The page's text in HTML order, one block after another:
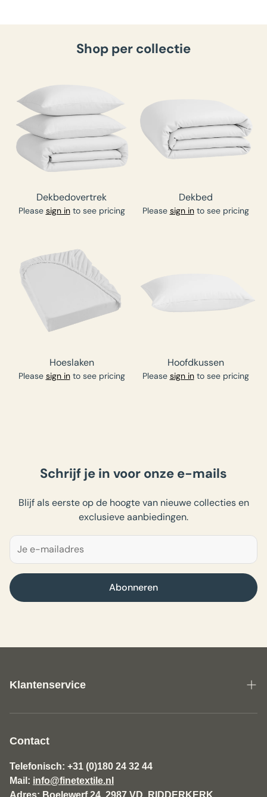
Shop per collectie
Dekbedovertrek
Please sign into see pricing
Dekbed
Please sign into see pricing
Hoeslaken
Please sign into see pricing
Hoofdkussen
Please sign into see pricing
Schrijf je in voor onze e-mails
Blijf als eerste op de hoogte van nieuwe collecties en
exclusieve aanbiedingen.
Abonneren
Klantenservice
Over ons
Algemene Voorwaarden Fine Textile
Disclaimer
Privacy Policy
Contact
Telefonisch: +31 (0)180 24 32 44
Mail: info@finetextile.nl
Adres: Boelewerf 24, 2987 VD RIDDERKERK